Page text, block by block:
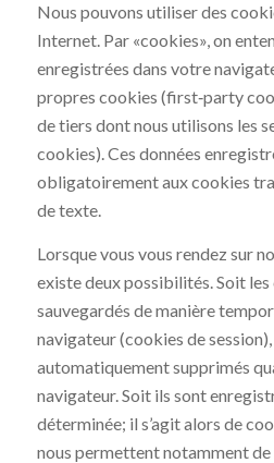
Nous pouvons utiliser des
Internet. Par «cookies», on
enregistrées dans votre
propres cookies (first‐party
de tiers dont nous utilisons les
cookies). Ces données
obligatoirement aux cookies
de texte.
Lorsque vous vous rendez sur
existe deux possibilités. Soit
sauvegardés de manière
navigateur (cookies de
automatiquement supprimés
navigateur. Soit ils sont
déterminée; il s’agit alors de
nous permettent notamment